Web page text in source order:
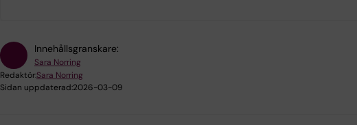
Innehållsgranskare:
Sara Norring
Redaktör:Sara Norring
Sidan uppdaterad:2026-03-09